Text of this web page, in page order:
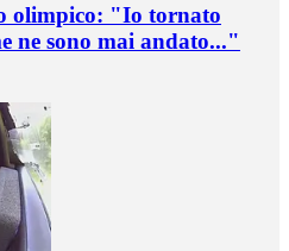
olimpico: "Io tornato
ne sono mai andato..."